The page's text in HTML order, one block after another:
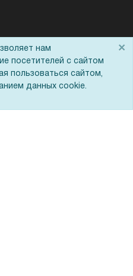
нам
посетителей с сайтом
пользоваться сайтом,
данных cookie.
×